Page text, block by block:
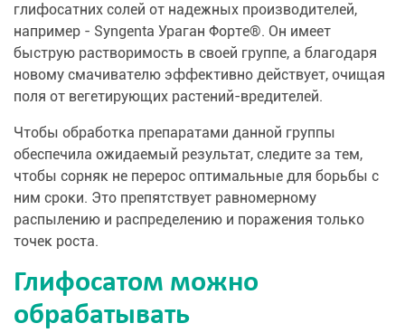
глифосатних солей от надежных производителей,
например - Syngenta Ураган Форте®. Он имеет
быструю растворимость в своей группе, а благодаря
новому смачивателю эффективно действует, очищая
поля от вегетирующих растений-вредителей.
Чтобы обработка препаратами данной группы
обеспечила ожидаемый результат, следите за тем,
чтобы сорняк не перерос оптимальные для борьбы с
ним сроки. Это препятствует равномерному
распылению и распределению и поражения только
точек роста.
Глифосатом можно
обрабатывать